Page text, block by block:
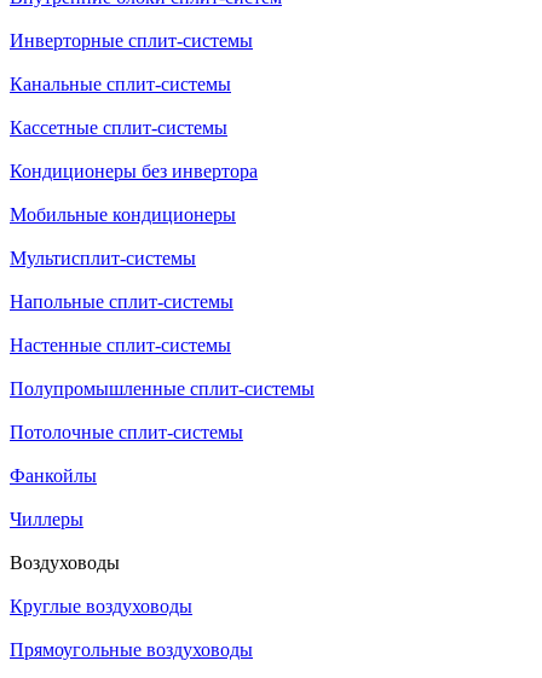
Инверторные сплит-системы
Канальные сплит-системы
Кассетные сплит-системы
Кондиционеры без инвертора
Мобильные кондиционеры
Мультисплит-системы
Напольные сплит-системы
Настенные сплит-системы
Полупромышленные сплит-системы
Потолочные сплит-системы
Фанкойлы
Чиллеры
Воздуховоды
Круглые воздуховоды
Прямоугольные воздуховоды